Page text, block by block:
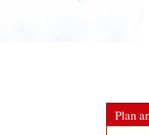
Plan